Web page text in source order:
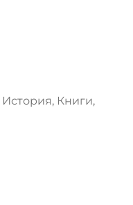
История, Книги,